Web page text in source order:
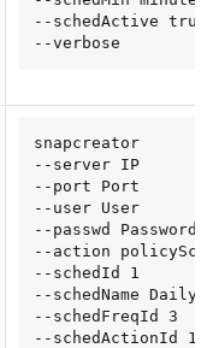
--schedActive true
--verbose
snapcreator
--server IP
--port Port
--user User
--passwd Password
--action
--schedId 1
--schedName
--schedFreqId 3
--schedActionId 1